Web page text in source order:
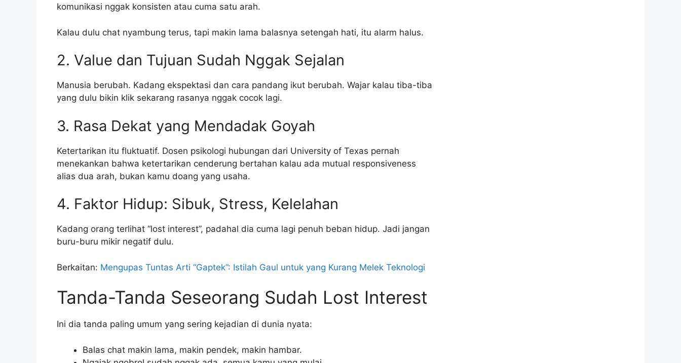
komunikasi nggak konsisten atau cuma satu arah.
Kalau dulu chat nyambung terus, tapi makin lama balasnya setengah hati, itu alarm halus.
2. Value dan Tujuan Sudah Nggak Sejalan
Manusia berubah. Kadang ekspektasi dan cara pandang ikut berubah. Wajar kalau tiba-tiba
yang dulu bikin klik sekarang rasanya nggak cocok lagi.
3. Rasa Dekat yang Mendadak Goyah
Ketertarikan itu fluktuatif. Dosen psikologi hubungan dari University of Texas pernah
menekankan bahwa ketertarikan cenderung bertahan kalau ada mutual responsiveness
alias dua arah, bukan kamu doang yang usaha.
4. Faktor Hidup: Sibuk, Stress, Kelelahan
Kadang orang terlihat “lost interest”, padahal dia cuma lagi penuh beban hidup. Jadi jangan
buru-buru mikir negatif dulu.
Berkaitan: Mengupas Tuntas Arti “Gaptek”: Istilah Gaul untuk yang Kurang Melek Teknologi
Tanda-Tanda Seseorang Sudah Lost Interest
Ini dia tanda paling umum yang sering kejadian di dunia nyata:
Balas chat makin lama, makin pendek, makin hambar.